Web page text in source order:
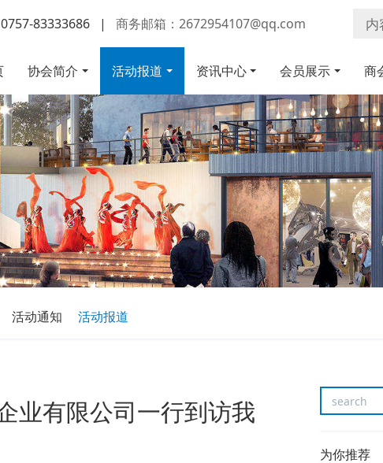
83333686 | 商务邮箱：2672954107@qq.com
协会简介 活动报道 资讯中心 会员展示 商
活动通知 活动报道
业有限公司一行到访我
为你推荐